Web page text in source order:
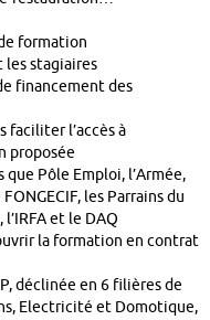
formation
les stagiaires
financement des
faciliter l’accès à
proposée
Pôle Emploi, l’Armée,
les Parrains du
et le DAQ
la formation en contrat
déclinée en 6 filières de
Electricité et Domotique,